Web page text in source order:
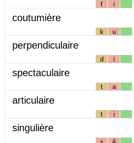
f i
coutumière
k u
perpendiculaire
d i
spectaculaire
t a
articulaire
t i
singulière